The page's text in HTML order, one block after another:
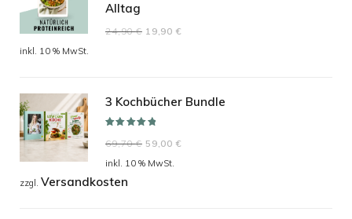
Alltag
24,90€ Ursprünglicher
19,90 €
inkl. 10 % MwSt.
3 Kochbücher Bundle
5.00von 5
69,70€ Ursprünglicher
Preis
59,00 €
inkl. 10 % MwSt.
zzgl. Versandkosten